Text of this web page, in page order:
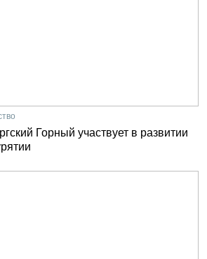
Горный участвует в развитии